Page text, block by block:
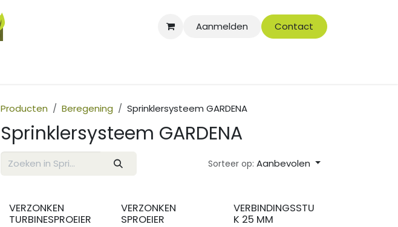
Aanmelden Contact
Producten Beregening Sprinklersysteem GARDENA
Sprinklersysteem GARDENA
Sorteer op: Aanbevolen
VERZONKEN
TURBINESPROEIER
VERZONKEN
SPROEIER
VERBINDINGSSTU
K 25 MM